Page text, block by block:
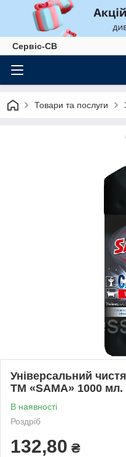
Сервіс-СВ
Товари та послуги
Універсальний
ТМ «SAMA» 1000 мл.
В наявності
Роздріб
132,80 ₴